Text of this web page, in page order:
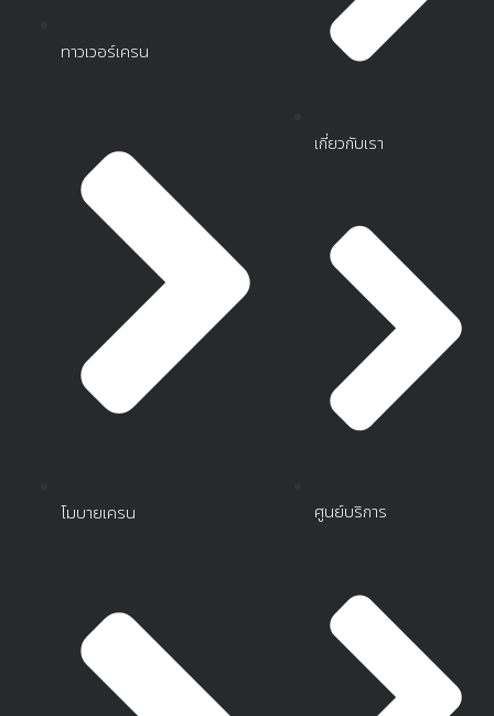
ทาวเวอร์เครน
โมบายเครน
เกี่ยวกับเรา
ศูนย์บริการ